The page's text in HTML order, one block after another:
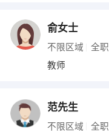
俞女士
不限区域 全职
教师
范先生
不限区域 全职